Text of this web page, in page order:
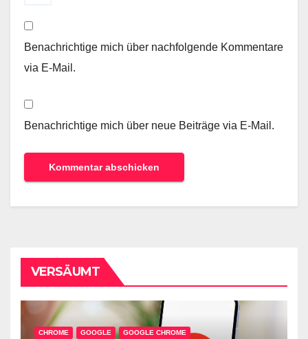
Benachrichtige mich über nachfolgende Kommentare
via E-Mail.
Benachrichtige mich über neue Beiträge via E-Mail.
VERSÄUMT
CHROME GOOGLE GOOGLE CHROME